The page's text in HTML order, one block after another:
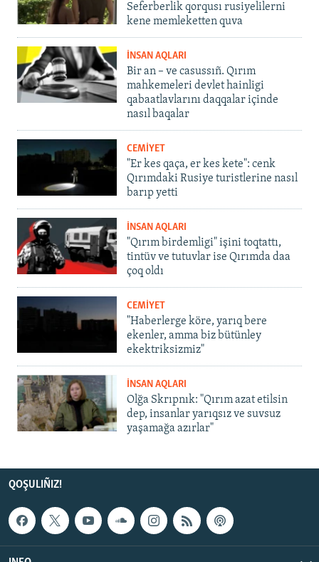
Seferberlik qorqusı rusiyelilerni
kene memleketten quva
İNSAN AQLARI
Bir an – ve casussıñ. Qırım
mahkemeleri devlet hainligi
qabaatlavlarını daqqalar içinde
nasıl baqalar
CEMİYET
"Er kes qaça, er kes kete": cenk
Qırımdaki Rusiye turistlerine nasıl
barıp yetti
İNSAN AQLARI
"Qırım birdemligi" işini toqtattı,
tintüv ve tutuvlar ise Qırımda daa
çoq oldı
CEMİYET
"Haberlerge köre, yarıq bere
ekenler, amma biz bütünley
ekektriksizmiz"
İNSAN AQLARI
Olğa Skrıpnık: "Qırım azat etilsin
dep, insanlar yarıqsız ve suvsuz
yaşamağa azırlar"
QOŞULIÑIZ!